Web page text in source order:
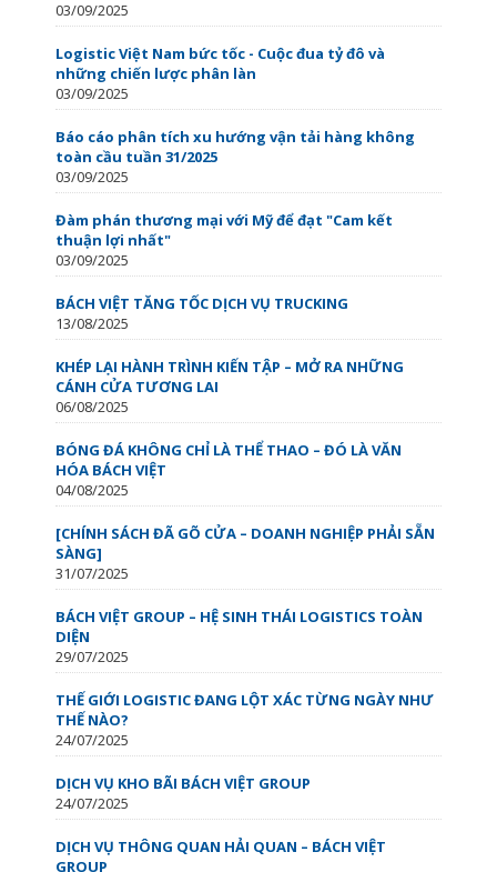
03/09/2025
Logistic Việt Nam bức tốc - Cuộc đua tỷ đô và
những chiến lược phân làn
03/09/2025
Báo cáo phân tích xu hướng vận tải hàng không
toàn cầu tuần 31/2025
03/09/2025
Đàm phán thương mại với Mỹ để đạt "Cam kết
thuận lợi nhất"
03/09/2025
BÁCH VIỆT TĂNG TỐC DỊCH VỤ TRUCKING
13/08/2025
KHÉP LẠI HÀNH TRÌNH KIẾN TẬP – MỞ RA NHỮNG
CÁNH CỬA TƯƠNG LAI
06/08/2025
BÓNG ĐÁ KHÔNG CHỈ LÀ THỂ THAO – ĐÓ LÀ VĂN
HÓA BÁCH VIỆT
04/08/2025
[CHÍNH SÁCH ĐÃ GÕ CỬA – DOANH NGHIỆP PHẢI SẴN
SÀNG]
31/07/2025
BÁCH VIỆT GROUP – HỆ SINH THÁI LOGISTICS TOÀN
DIỆN
29/07/2025
THẾ GIỚI LOGISTIC ĐANG LỘT XÁC TỪNG NGÀY NHƯ
THẾ NÀO?
24/07/2025
DỊCH VỤ KHO BÃI BÁCH VIỆT GROUP
24/07/2025
DỊCH VỤ THÔNG QUAN HẢI QUAN – BÁCH VIỆT
GROUP